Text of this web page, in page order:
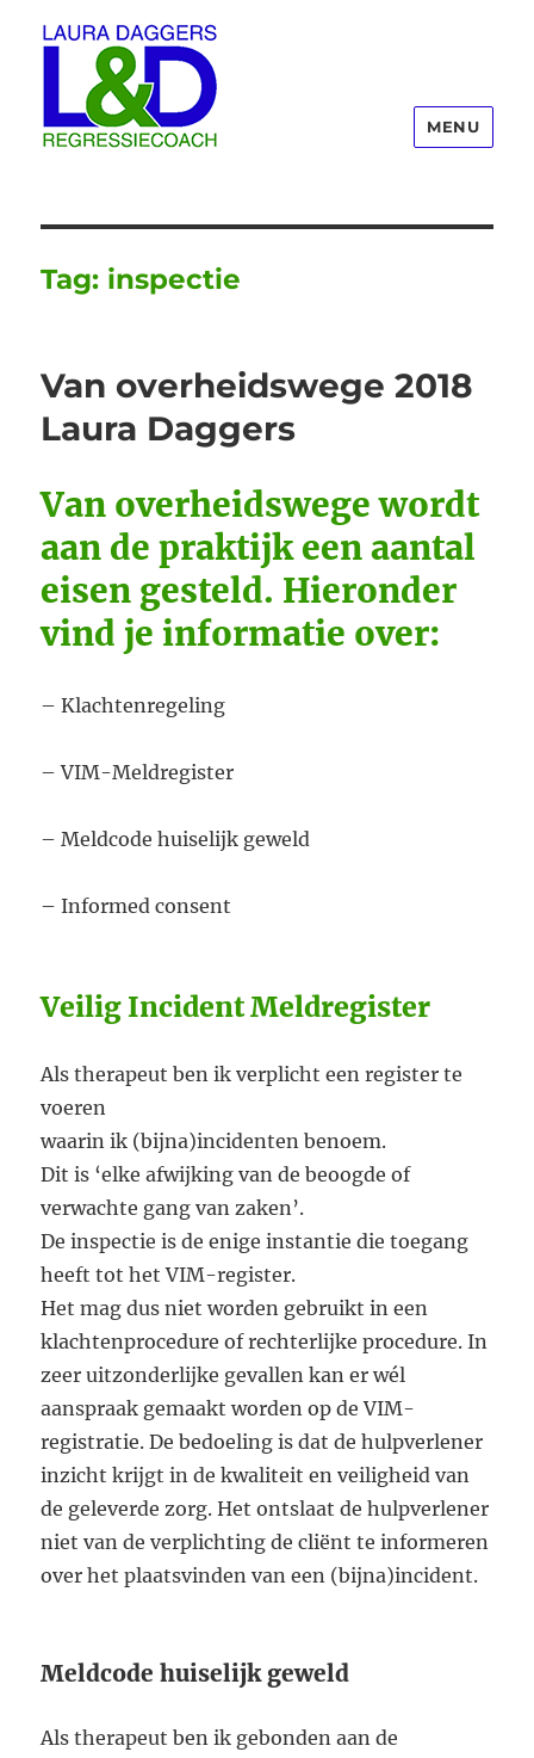
MENU
Tag: inspectie
Van overheidswege 2018
Laura Daggers
Van overheidswege wordt
aan de praktijk een aantal
eisen gesteld. Hieronder
vind je informatie over:
– Klachtenregeling
– VIM-Meldregister
– Meldcode huiselijk geweld
– Informed consent
Veilig Incident Meldregister
Als therapeut ben ik verplicht een register te
voeren
waarin ik (bijna)incidenten benoem.
Dit is ‘elke afwijking van de beoogde of
verwachte gang van zaken’.
De inspectie is de enige instantie die toegang
heeft tot het VIM-register.
Het mag dus niet worden gebruikt in een
klachtenprocedure of rechterlijke procedure. In
zeer uitzonderlijke gevallen kan er wél
aanspraak gemaakt worden op de VIM-
registratie. De bedoeling is dat de hulpverlener
inzicht krijgt in de kwaliteit en veiligheid van
de geleverde zorg. Het ontslaat de hulpverlener
niet van de verplichting de cliënt te informeren
over het plaatsvinden van een (bijna)incident.
Meldcode huiselijk geweld
Als therapeut ben ik gebonden aan de